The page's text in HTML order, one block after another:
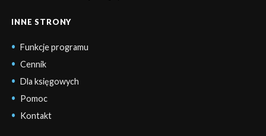
INNE STRONY
Funkcje programu
Cennik
Dla księgowych
Pomoc
Kontakt